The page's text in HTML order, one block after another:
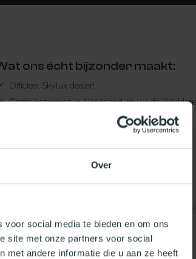
Over
social media te bieden en om ons
site met onze partners voor social
met andere informatie die u aan ze heeft
ons écht bijzonder maakt:
Officieel Skylux dealer!
Gratis bezorging in Nederland, m.u.v. de
Maak jouw bestelling compleet!
https://www.natuurlijklicht.nl/platdakramen/